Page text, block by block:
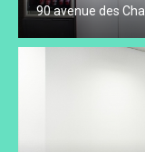
90 avenue des